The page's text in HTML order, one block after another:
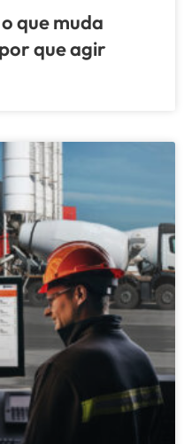
que muda
que agir